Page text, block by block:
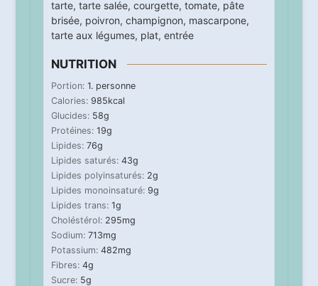
tarte, tarte salée, courgette, tomate, pâte
brisée, poivron, champignon, mascarpone,
tarte aux légumes, plat, entrée
NUTRITION
Portion: 1. personne
Calories: 985kcal
Glucides: 58g
Protéines: 19g
Lipides: 76g
Lipides saturés: 43g
Lipides polyinsaturés: 2g
Lipides monoinsaturé: 9g
Lipides trans: 1g
Choléstérol: 295mg
Sodium: 713mg
Potassium: 482mg
Fibres: 4g
Sucre: 5g